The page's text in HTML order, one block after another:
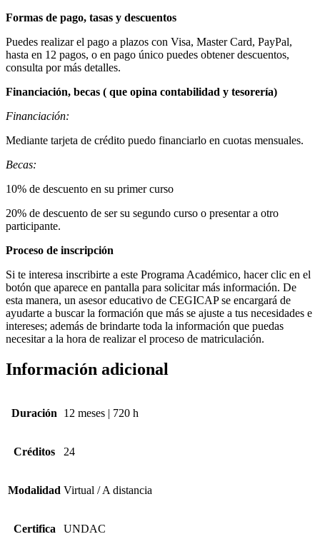
Formas de pago, tasas y descuentos
Puedes realizar el pago a plazos con Visa, Master Card, PayPal,
hasta en 12 pagos, o en pago único puedes obtener descuentos,
consulta por más detalles.
Financiación, becas ( que opina contabilidad y tesorería)
Financiación:
Mediante tarjeta de crédito puedo financiarlo en cuotas mensuales.
Becas:
10% de descuento en su primer curso
20% de descuento de ser su segundo curso o presentar a otro
participante.
Proceso de inscripción
Si te interesa inscribirte a este Programa Académico, hacer clic en el
botón que aparece en pantalla para solicitar más información. De
esta manera, un asesor educativo de CEGICAP se encargará de
ayudarte a buscar la formación que más se ajuste a tus necesidades e
intereses; además de brindarte toda la información que puedas
necesitar a la hora de realizar el proceso de matriculación.
Información adicional
Duración 12 meses | 720 h
Créditos 24
Modalidad Virtual / A distancia
Certifica UNDAC